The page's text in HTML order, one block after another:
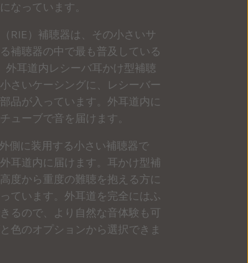
なっています。
RIE）補聴器は、その小さいサ
補聴器の中で最も普及している
外耳道内レシーバ耳かけ型補聴
さいケーシングに、レシーバー
品が入っています。 外耳道内に
ューブで音を届けます。
側に装用する小さい補聴器で
耳道内に届けます。耳かけ型補
度から重度の難聴を抱える方に
ています。外耳道を完全にはふ
るので、より自然な音体験も可
色のオプションから選択できま